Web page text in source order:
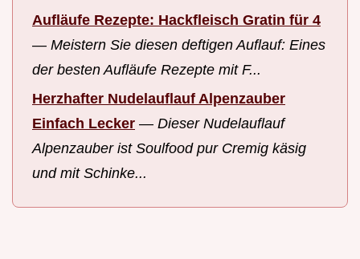
Aufläufe Rezepte: Hackfleisch Gratin für 4
— Meistern Sie diesen deftigen Auflauf: Eines
der besten Aufläufe Rezepte mit F...
Herzhafter Nudelauflauf Alpenzauber
Einfach Lecker — Dieser Nudelauflauf
Alpenzauber ist Soulfood pur Cremig käsig
und mit Schinke...